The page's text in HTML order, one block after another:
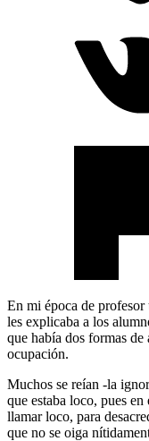
En mi época de
les explicaba a los
que había dos formas
ocupación.
Muchos se reían -la
que estaba loco, pues en
llamar loco, para
que no se oiga